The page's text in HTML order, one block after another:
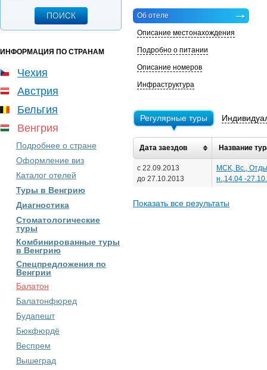
ИНФОРМАЦИЯ ПО СТРАНАМ
Чехия
Австрия
Бельгия
Венгрия
Подробнее о стране
Оформление виз
Каталог отелей
Туры в Венгрию
Диагностика
Стоматологические
туры
Комбинированные туры
в Венгрию
Спецпредложения по
Венгрии
Балатон
Балатонфюред
Будапешт
Бюкфюрдё
Веспрем
Вышеград
Об отеле
Описание местонахождения
Подробно о питании
Описание номеров
Инфраструктура
Регулярные туры
Дата заездов Название
с 22.09.2013
до 27.10.2013
МСК, Вс.,
н.,14.04 -
Показать все результаты